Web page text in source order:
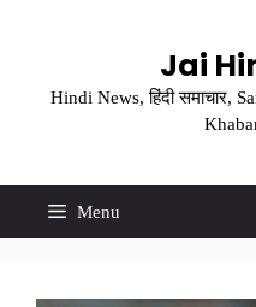
Jai
Hindi News, हिंदी समाचार,
Menu